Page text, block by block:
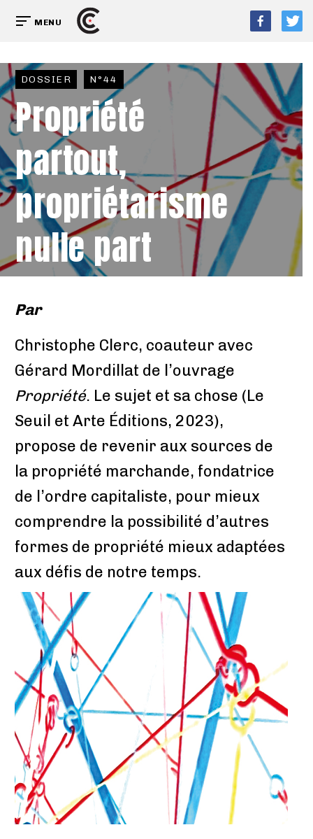
MENU
DOSSIER N°44
Propriété
partout,
propriétarisme
nulle part
Par
Christophe Clerc, coauteur avec
Gérard Mordillat de l’ouvrage
Propriété. Le sujet et sa chose (Le
Seuil et Arte Éditions, 2023),
propose de revenir aux sources de
la propriété marchande, fondatrice
de l’ordre capitaliste, pour mieux
comprendre la possibilité d’autres
formes de propriété mieux adaptées
aux défis de notre temps.